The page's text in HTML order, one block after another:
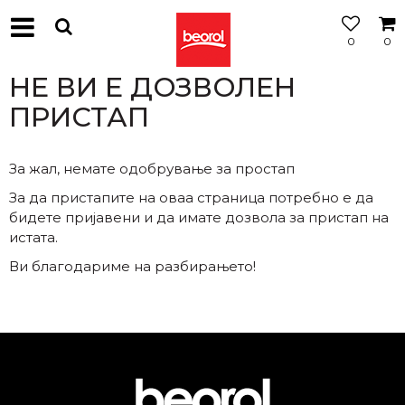
0
0
БЕСПЛАТНА
ИСПОРАКА
НЕ ВИ Е ДОЗВОЛЕН
ПРИСТАП
За жал, немате одобрување за простап
За да пристапите на оваа страница потребно е да
бидете пријавени и да имате дозвола за пристап на
истата.
Ви благодариме на разбирањето!